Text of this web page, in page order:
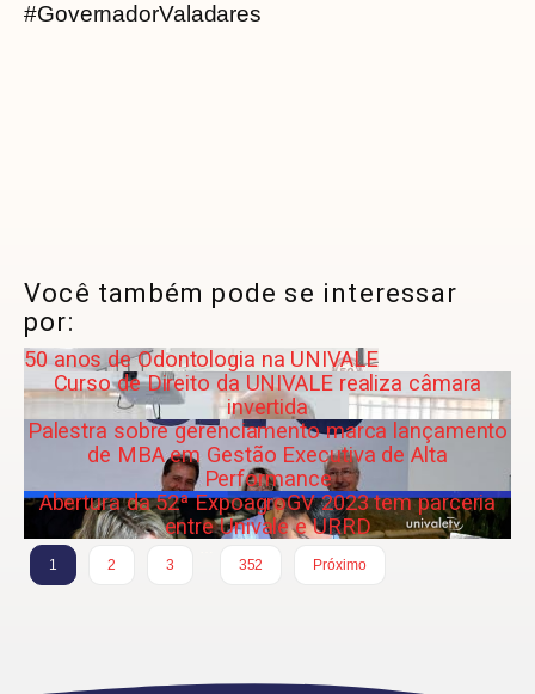
#GovernadorValadares
Você também pode se interessar
por:
50 anos de Odontologia na UNIVALE
Curso de Direito da UNIVALE realiza câmara
invertida
Palestra sobre gerenciamento marca lançamento
de MBA em Gestão Executiva de Alta
Performance
Abertura da 52ª ExpoagroGV 2023 tem parceria
entre Univale e URRD
1 2 3
352
Próximo